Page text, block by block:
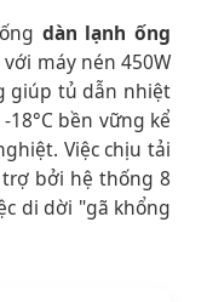
dàn lạnh ống
máy nén 450W
giúp tủ dẫn nhiệt
bền vững kể
Việc chịu tải
bởi hệ thống 8
di dời "gã khổng